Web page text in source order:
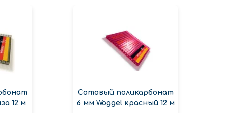
12 м
Сотовый поликарбонат
6 мм Woggel красный 12 м